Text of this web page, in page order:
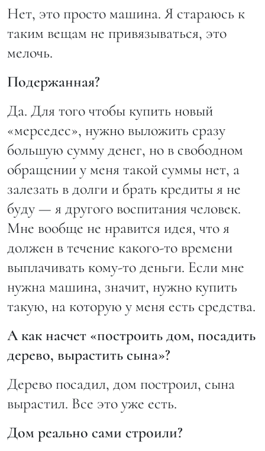
Нет, это просто машина. Я стараюсь к
таким вещам не привязываться, это
мелочь.
Подержанная?
Да. Для того чтобы купить новый
«мерседес», нужно выложить сразу
большую сумму денег, но в свободном
обращении у меня такой суммы нет, а
залезать в долги и брать кредиты я не
буду — я другого воспитания человек.
Мне вообще не нравится идея, что я
должен в течение какого-то времени
выплачивать кому-то деньги. Если мне
нужна машина, значит, нужно купить
такую, на которую у меня есть средства.
А как насчет «построить дом, посадить
дерево, вырастить сына»?
Дерево посадил, дом построил, сына
вырастил. Все это уже есть.
Дом реально сами строили?